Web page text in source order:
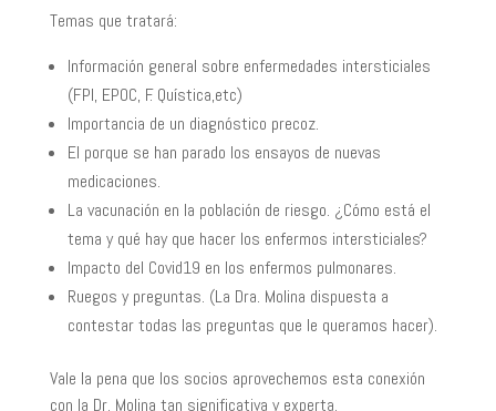
Temas que tratará:
Información general sobre enfermedades intersticiales
(FPI, EPOC, F. Quística,etc)
Importancia de un diagnóstico precoz.
El porque se han parado los ensayos de nuevas
medicaciones.
La vacunación en la población de riesgo. ¿Cómo está el
tema y qué hay que hacer los enfermos intersticiales?
Impacto del Covid19 en los enfermos pulmonares.
Ruegos y preguntas. (La Dra. Molina dispuesta a
contestar todas las preguntas que le queramos hacer).
Vale la pena que los socios aprovechemos esta conexión
con la Dr. Molina tan significativa y experta.